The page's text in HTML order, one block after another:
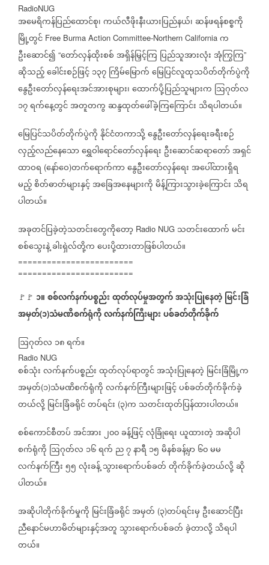
RadioNUG
အမေရိကန်ပြည်ထောင်စု၊ကယ်လီဖိုးနီးယားပြည်နယ်၊ဆန်ဖရန်စစ္စကို
မြို့တွင် Free Burma Action Committee-Northern California က
ဦးဆောင်၍ “တော်လှန်ထိုးစစ်အရှိန်မြှင့်ကြ ပြည်သူအားလုံးအုံကြွကြ”
ဆိုသည့်ခေါင်းစဉ်ဖြင့်၁၃၇ကြိမ်မြောက်မြေပြင်လူထုသပိတ်တိုက်ပွဲကို
နွေဦးတော်လှန်ရေးအင်အားစုများ၊ထောက်ပို့ပြည်သူများက ဩဂုတ်လ
၁၇ရက်နေ့တွင်အတူတကွဆန္ဒထုတ်ဖေါ်ခဲ့ကြကြောင်း သိရပါတယ်။
မြေပြင်သပိတ်တိုက်ပွဲကိုနိုင်ငံတကာသို့နွေဦးတော်လှန်ရေးခရီးစဉ်
လှည့်လည်နေသောရွှေဝါရောင်တော်လှန်ရေး ဦးဆောင်ဆရာတော်အရှင်
ထာဝရ (နော်ဝေ)တက်ရောက်ကာနွေဦးတော်လှန်ရေးအပေါ်ထားရှိရ
မည့်စိတ်ဓာတ်များနှင့်အခြေအနေများကိုမိန့်ကြားသွားခဲ့ကြောင်း သိရ
ပါတယ်။
အခုတင်ပြခဲ့တဲ့သတင်းတွေကိုတော့ Radio NUG သတင်းထောက်မင်း
စစ်သွေးနဲ့ခါးရှဲလ်တို့ကပေးပို့ထားတာဖြစ်ပါတယ်။
========================
========================
🚩🚩 ၁။စစ်လက်နက်ပစ္စည်းထုတ်လုပ်မှုအတွက်အသုံးပြုနေတဲ့မြင်းခြံ
အမှတ်(၁)သံမဏိစက်ရုံကိုလက်နက်ကြီးများပစ်ခတ်တိုက်ခိုက်
ဩဂုတ်လ ၁၈ရက်။
Radio NUG
စစ်သုံးလက်နက်ပစ္စည်းထုတ်လုပ်ရာတွင်အသုံးပြုနေတဲ့ မြင်းခြံမြို့က
အမှတ်(၁)သံမဏိစက်ရုံကိုလက်နက်ကြီးများဖြင့်ပစ်ခတ်တိုက်ခိုက်ခဲ့
တယ်လို့မြင်းခြံခရိုင်တပ်ရင်း (၃)က သတင်းထုတ်ပြန်ထားပါတယ်။
စစ်ကောင်စီတပ်အင်အား၂၀၀ခန့်ဖြင့်လုံခြုံရေးယူထားတဲ့အဆိုပါ
စက်ရုံကို ဩဂုတ်လ ၁၆ရက် ည၇နာရီ ၁၅မိနစ်ခန့်မှာ၆၀မမ
လက်နက်ကြီး၅၅လုံးခန့်သွားရောက်ပစ်ခတ်တိုက်ခိုက်ခဲ့တယ်လို့ဆို
ပါတယ်။
အဆိုပါတိုက်ခိုက်မှုကို မြင်းခြံခရိုင်အမှတ် (၃)တပ်ရင်းမှ ဦးဆောင်ပြီး
ညီနောင်မဟာမိတ်များနှင့်အတူ သွားရောက်ပစ်ခတ်ခဲ့တာလို့သိရပါ
တယ်။